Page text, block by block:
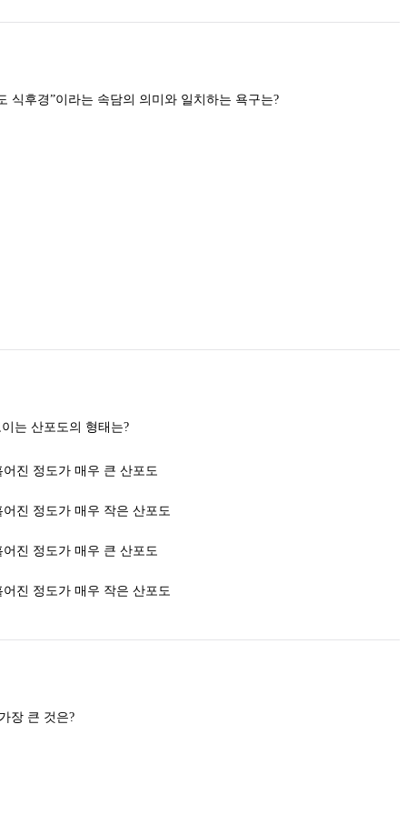
진 정도가 매우 큰 산포도
진 정도가 매우 작은 산포도
진 정도가 매우 큰 산포도
진 정도가 매우 작은 산포도